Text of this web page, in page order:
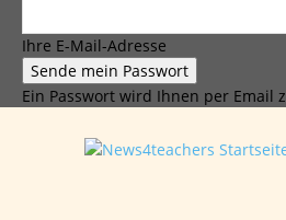
Ihre E-Mail-Adresse
Ein Passwort wird Ihnen per Email